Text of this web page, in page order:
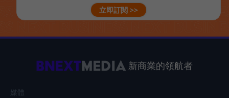
立即訂閱 >>
新商業的領航者
媒體